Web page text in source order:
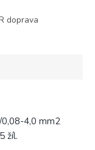
doprava
4,0 mm2
žíl.